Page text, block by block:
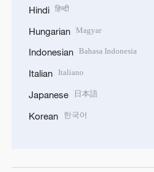
Hindi हिन्दी
Hungarian Magyar
Indonesian Bahasa Indonesia
Italian Italiano
Japanese 日本語
Korean 한국어